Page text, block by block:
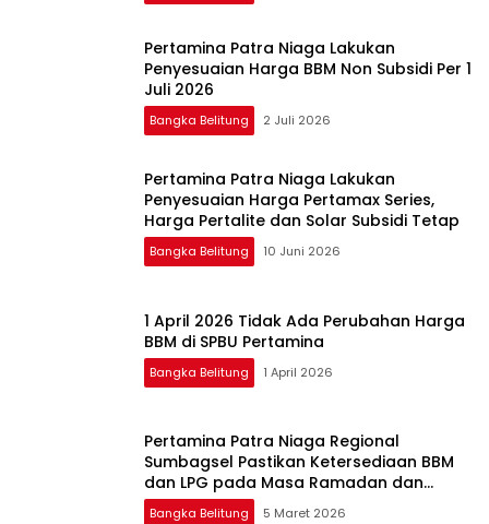
Pertamina Patra Niaga Lakukan
Penyesuaian Harga BBM Non Subsidi Per 1
Juli 2026
Bangka Belitung 2 Juli 2026
Pertamina Patra Niaga Lakukan
Penyesuaian Harga Pertamax Series,
Harga Pertalite dan Solar Subsidi Tetap
Bangka Belitung 10 Juni 2026
1 April 2026 Tidak Ada Perubahan Harga
BBM di SPBU Pertamina
Bangka Belitung 1 April 2026
Pertamina Patra Niaga Regional
Sumbagsel Pastikan Ketersediaan BBM
dan LPG pada Masa Ramadan dan
Menjelang Idulfitri
Bangka Belitung 5 Maret 2026